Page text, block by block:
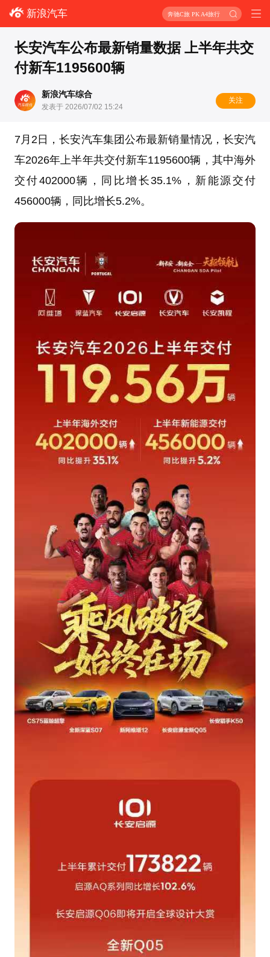
新浪汽车 奔驰C旅 PK A4旅行
长安汽车公布最新销量数据 上半年共交
付新车1195600辆
新浪汽车综合
发表于 2026/07/02 15:24
关注
7月2日，长安汽车集团公布最新销量情况，长安汽
车2026年上半年共交付新车1195600辆，其中海外
交付402000辆，同比增长35.1%，新能源交付
456000辆，同比增长5.2%。